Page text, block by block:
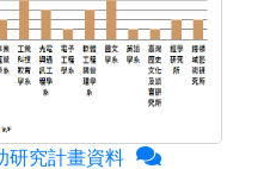
研究計畫資料